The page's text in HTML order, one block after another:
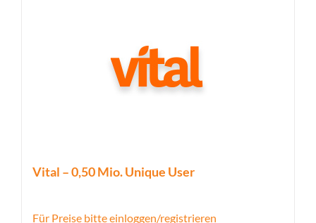
Vital – 0,50 Mio. Unique User
Für Preise bitte einloggen/registrieren